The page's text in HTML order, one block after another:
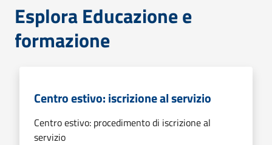
Esplora Educazione e
formazione
Centro estivo: iscrizione al servizio
Centro estivo: procedimento di iscrizione al
servizio